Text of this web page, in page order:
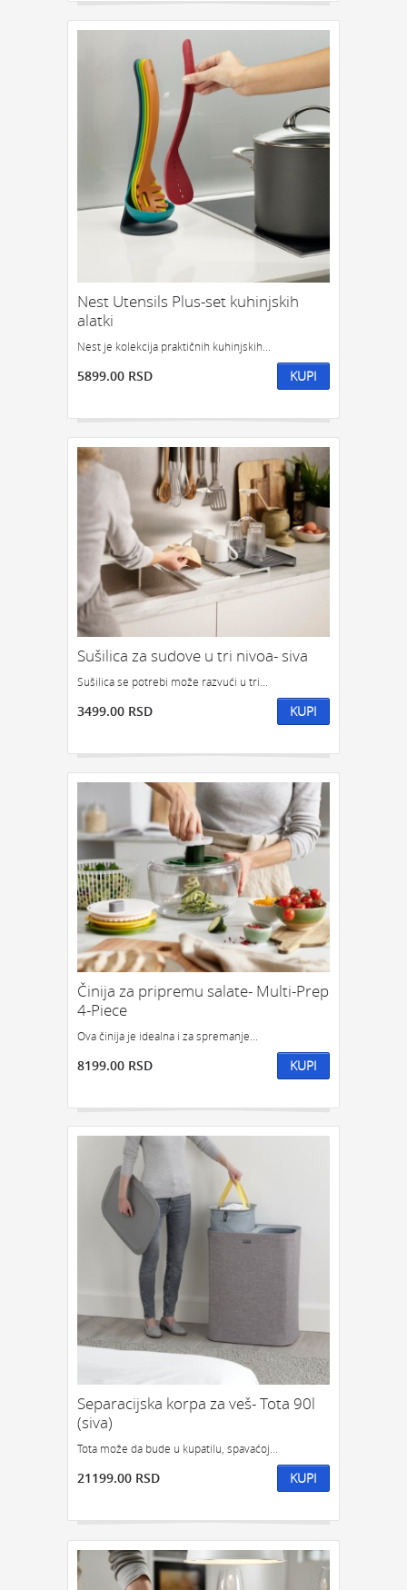
Nest Utensils Plus-set kuhinjskih
alatki
Nest je kolekcija praktičnih kuhinjskih...
5899.00 RSD KUPI
Sušilica za sudove u tri nivoa- siva
Sušilica se potrebi može razvući u tri...
3499.00 RSD KUPI
Činija za pripremu salate- Multi-Prep
4-Piece
Ova činija je idealna i za spremanje...
8199.00 RSD KUPI
Separacijska korpa za veš- Tota 90l
(siva)
Tota može da bude u kupatilu, spavaćoj...
21199.00 RSD KUPI